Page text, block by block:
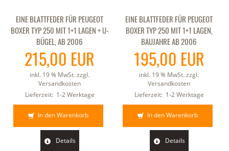
EINE BLATTFEDER FÜR PEUGEOT
BOXER TYP 250 MIT 1+1 LAGEN + U-
BÜGEL, AB 2006
215,00 EUR
inkl. 19 % MwSt. zzgl.
Versandkosten
Lieferzeit: 1-2 Werktage
In den Warenkorb
Details
EINE BLATTFEDER FÜR PEUGEOT
BOXER TYP 250 MIT 1+1 LAGEN,
BAUJAHRE AB 2006
195,00 EUR
inkl. 19 % MwSt. zzgl.
Versandkosten
Lieferzeit: 1-2 Werktage
In den Warenkorb
Details